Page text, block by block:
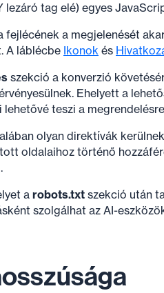
lezáró tag elé) egyes
fejlécének a megjelenését
A láblécbe Ikonok és
szekció a konverzió
Ehelyett a
lehetővé teszi a
olyan direktívák
oldalaihoz történő
a robots.txt szekció után
szolgálhat az AI-